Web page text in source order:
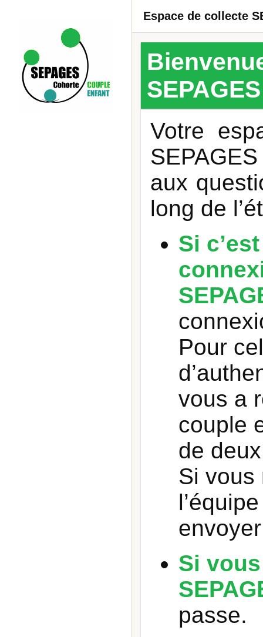
Espace de collecte
SEPAGES
Votre
aux
long de
Si
Pour
vous a
couple
de
Si vous
Si
passe.